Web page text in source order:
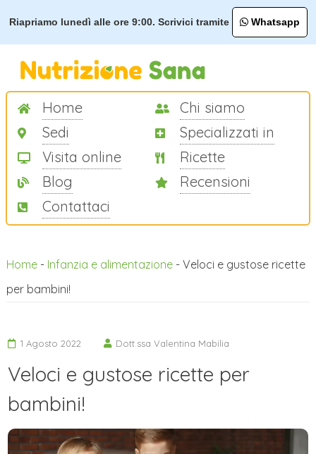
Riapriamo lunedì alle ore 9:00. Scrivici tramite Whatsapp
Home
Chi siamo
Sedi
Specializzati in
Visita online
Ricette
Blog
Recensioni
Contattaci
Home- Infanzia e alimentazione- Veloci e gustose ricette
per bambini!
1 Agosto 2022 Dott.ssa Valentina Mabilia
Veloci e gustose ricette per
bambini!